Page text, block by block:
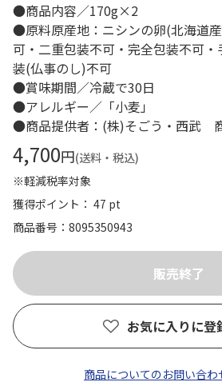
●商品内容／170g×2
●原料原産地：ニシンの卵(北海
可・二重包装不可・完全包装不可
装(仏事のし)不可
●賞味期間／冷蔵で30日
●アレルギー／「小麦」
●商品提供者：(株)そごう・西武
4,700円(送料・税込)
※軽減税率対象
獲得ポイント： 47 pt
商品番号
8095350943
お気に入りに登
商品についてのお問い合わ